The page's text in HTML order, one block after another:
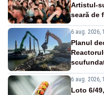
Artistul-
seară de
6 aug. 2026,
Planul
6 aug. 2026,
Loto 6/